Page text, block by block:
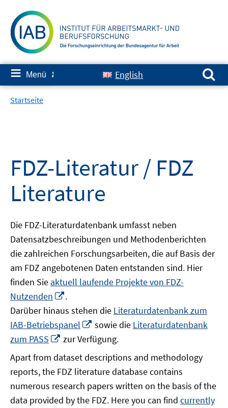
zum
Inhalt
≡ Menü ✘ English
Suchen nach:
Startseite
FDZ-Literatur / FDZ
Literature
Die FDZ-Literaturdatenbank umfasst neben
Datensatzbeschreibungen und Methodenberichten
die zahlreichen Forschungsarbeiten, die auf Basis der
am FDZ angebotenen Daten entstanden sind. Hier
finden Sie aktuell laufende Projekte von FDZ-
Nutzenden
neuem
Fenster
öffnen
.
Darüber hinaus stehen die Literaturdatenbank zum
IAB-Betriebspanel
In
neuem
Fenster
öffnen
sowie die Literaturdatenbank
zum PASS
In
Fenster
öffnen
zur Verfügung.
Apart from dataset descriptions and methodology
reports, the FDZ literature database contains
numerous research papers written on the basis of the
data provided by the FDZ. Here you can find currently